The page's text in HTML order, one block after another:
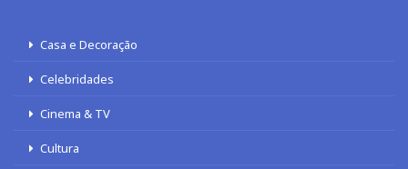
Casa e Decoração
Celebridades
Cinema & TV
Cultura